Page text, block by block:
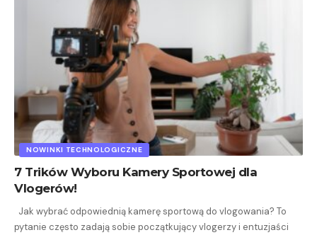
NOWINKI TECHNOLOGICZNE
7 Trików Wyboru Kamery Sportowej dla
Vlogerów!
Jak wybrać odpowiednią kamerę sportową do vlogowania? To
pytanie często zadają sobie początkujący vlogerzy i entuzjaści